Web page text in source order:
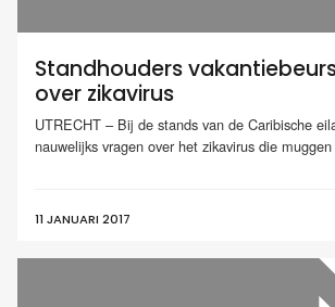
Standhouders
over zikavirus
UTRECHT – Bij de stands van de Caribische
nauwelijks vragen over het zikavirus die
11 JANUARI 2017